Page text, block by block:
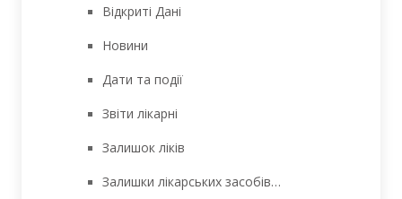
Відкриті Дані
Новини
Дати та події
Звіти лікарні
Залишок ліків
Залишки лікарських засобів…